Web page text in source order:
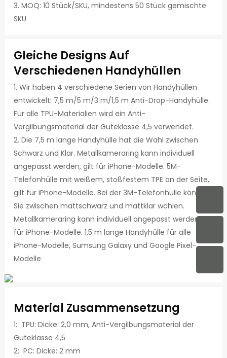
3. MOQ: 10 Stück/SKU, mindestens 50 Stück gemischte
SKU
Gleiche Designs Auf
Verschiedenen Handyhüllen
1. Wir haben 4 verschiedene Serien von Handyhüllen
entwickelt: 7,5 m/5 m/3 m/1,5 m Anti-Drop-Handyhülle.
Für alle TPU-Materialien wird ein Anti-
Vergilbungsmaterial der Güteklasse 4,5 verwendet.
2. Die 7,5 m lange Handyhülle hat die Wahl zwischen
Schwarz und Klar. Metallkameraring kann individuell
angepasst werden, gilt für iPhone-Modelle. 5M-
Telefonhülle mit weißem, stoßfestem TPE an der Seite,
gilt für iPhone-Modelle. Bei der 3M-Telefonhülle können
Sie zwischen mattschwarz und mattklar wählen.
Metallkameraring kann individuell angepasst werden, gilt
für iPhone-Modelle. 1,5 m lange Handyhülle für alle
iPhone-Modelle, Sumsung Galaxy und Google Pixel-
Modelle
Material Zusammensetzung
1: TPU: Dicke: 2,0 mm, Anti-Vergilbungsmaterial der
Güteklasse 4,5
2: PC: Dicke: 2 mm